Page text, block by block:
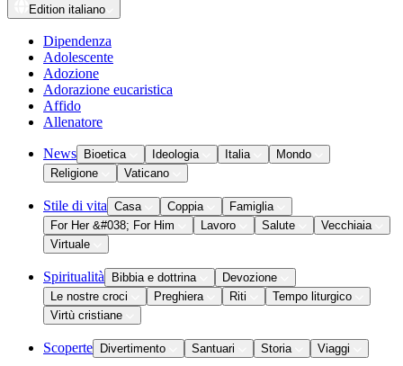
Edition italiano
Dipendenza
Adolescente
Adozione
Adorazione eucaristica
Affido
Allenatore
News Bioetica Ideologia Italia
Mondo
Religione
Vaticano
Stile di vita Casa Coppia
Famiglia
For Her &#038; For Him
Lavoro Salute
Vecchiaia
Virtuale
Spiritualità Bibbia e dottrina
Devozione
Le nostre croci
Preghiera Riti
Tempo liturgico
Virtù cristiane
Scoperte Divertimento Santuari Storia Viaggi